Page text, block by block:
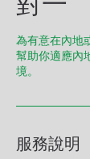
為有意在內地
幫助你適應內
境。
服務說明